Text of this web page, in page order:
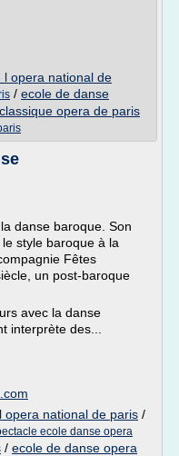
opera national de
/ ecole de danse
opera de paris
danse baroque. Son
style baroque à la
Fêtes
un post-baroque
avec la danse
interprète des...
opera national de paris /
ecole danse opera
/ ecole de danse opera